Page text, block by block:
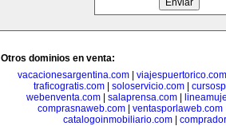
Otros dominios en venta:
vacacionesargentina.com
viajespuertorico.com
traficogratis.com| soloservicio.com|
webenventa.com
salaprensa.com
comprasnaweb.com
ventasporlaweb.com
catalogoinmobiliario.com|